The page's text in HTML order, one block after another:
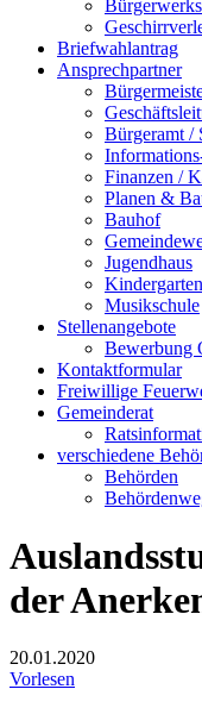
Briefwahlantrag
Ansprechpartner
Bürgeramt /
Finanzen /
Planen &
Bauhof
Jugendhaus
Musikschule
Stellenangebote
Bewerbung
Kontaktformular
Freiwillige
Gemeinderat
verschiedene
Behörden
der
20.01.2020
Vorlesen